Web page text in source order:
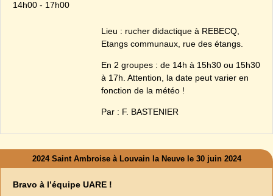
14h00 - 17h00
Lieu : rucher didactique à REBECQ,
Etangs communaux, rue des étangs.
En 2 groupes : de 14h à 15h30 ou 15h30
à 17h. Attention, la date peut varier en
fonction de la météo !
Par : F. BASTENIER
2024 Saint Ambroise à Louvain la Neuve le 30 juin 2024
Bravo à l’équipe UARE !